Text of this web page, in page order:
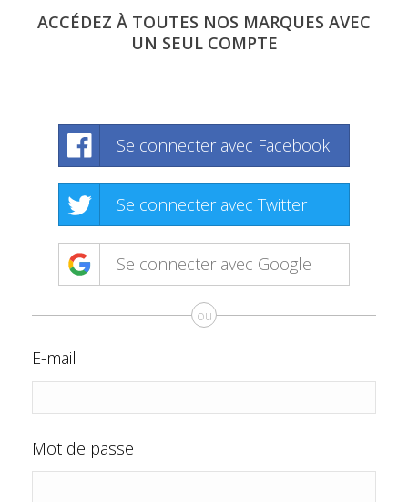
ACCÉDEZ À TOUTES NOS MARQUES AVEC
UN SEUL COMPTE
Se connecter avec Facebook
Se connecter avec Twitter
Se connecter avec Google
ou
E-mail
Mot de passe